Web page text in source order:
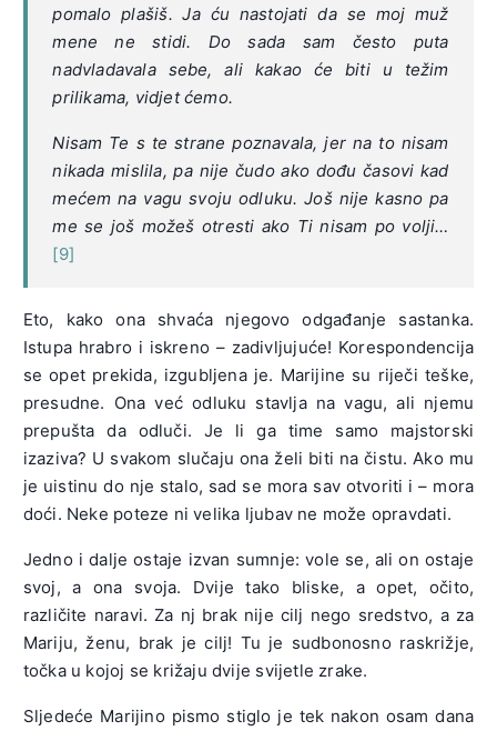
pomalo plašiš. Ja ću nastojati da se moj muž
mene ne stidi. Do sada sam često puta
nadvladavala sebe, ali kakao će biti u težim
prilikama, vidjet ćemo.
Nisam Te s te strane poznavala, jer na to nisam
nikada mislila, pa nije čudo ako dođu časovi kad
mećem na vagu svoju odluku. Još nije kasno pa
me se još možeš otresti ako Ti nisam po volji…
[9]
Eto, kako ona shvaća njegovo odgađanje sastanka.
Istupa hrabro i iskreno – zadivljujuće! Korespondencija
se opet prekida, izgubljena je. Marijine su riječi teške,
presudne. Ona već odluku stavlja na vagu, ali njemu
prepušta da odluči. Je li ga time samo majstorski
izaziva? U svakom slučaju ona želi biti na čistu. Ako mu
je uistinu do nje stalo, sad se mora sav otvoriti i – mora
doći. Neke poteze ni velika ljubav ne može opravdati.
Jedno i dalje ostaje izvan sumnje: vole se, ali on ostaje
svoj, a ona svoja. Dvije tako bliske, a opet, očito,
različite naravi. Za nj brak nije cilj nego sredstvo, a za
Mariju, ženu, brak je cilj! Tu je sudbonosno raskrižje,
točka u kojoj se križaju dvije svijetle zrake.
Sljedeće Marijino pismo stiglo je tek nakon osam dana